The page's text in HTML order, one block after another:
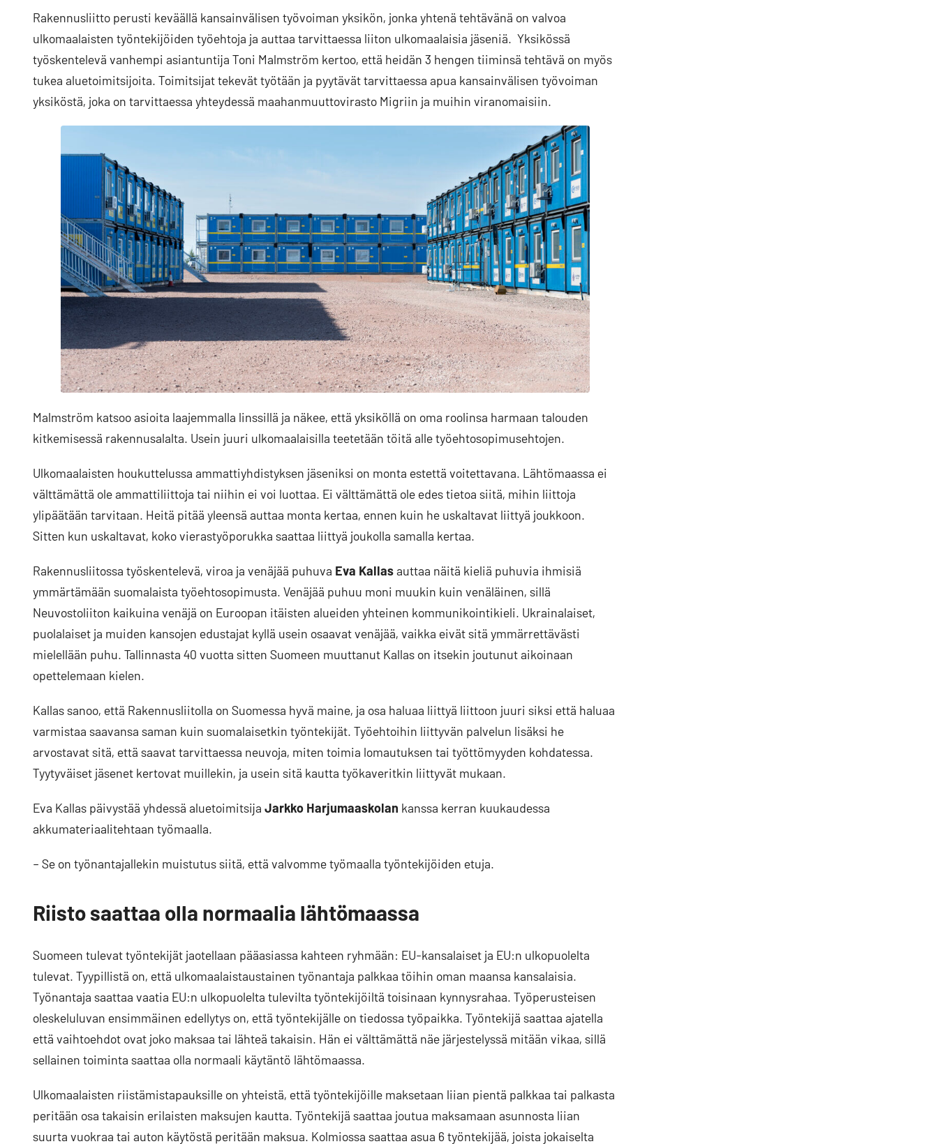
Rakennusliitto perusti keväällä kansainvälisen työvoiman yksikön, jonka yhtenä tehtävänä on valvoa
ulkomaalaisten työntekijöiden työehtoja ja auttaa tarvittaessa liiton ulkomaalaisia jäseniä. Yksikössä
työskentelevä vanhempi asiantuntija Toni Malmström kertoo, että heidän 3 hengen tiiminsä tehtävä on myös
tukea aluetoimitsijoita. Toimitsijat tekevät työtään ja pyytävät tarvittaessa apua kansainvälisen työvoiman
yksiköstä, joka on tarvittaessa yhteydessä maahanmuuttovirasto Migriin ja muihin viranomaisiin.
Malmström katsoo asioita laajemmalla linssillä ja näkee, että yksiköllä on oma roolinsa harmaan talouden
kitkemisessä rakennusalalta. Usein juuri ulkomaalaisilla teetetään töitä alle työehtosopimusehtojen.
Ulkomaalaisten houkuttelussa ammattiyhdistyksen jäseniksi on monta estettä voitettavana. Lähtömaassa ei
välttämättä ole ammattiliittoja tai niihin ei voi luottaa. Ei välttämättä ole edes tietoa siitä, mihin liittoja
ylipäätään tarvitaan. Heitä pitää yleensä auttaa monta kertaa, ennen kuin he uskaltavat liittyä joukkoon.
Sitten kun uskaltavat, koko vierastyöporukka saattaa liittyä joukolla samalla kertaa.
Rakennusliitossa työskentelevä, viroa ja venäjää puhuva Eva Kallasauttaa näitä kieliä puhuvia ihmisiä
ymmärtämään suomalaista työehtosopimusta. Venäjää puhuu moni muukin kuin venäläinen, sillä
Neuvostoliiton kaikuina venäjä on Euroopan itäisten alueiden yhteinen kommunikointikieli. Ukrainalaiset,
puolalaiset ja muiden kansojen edustajat kyllä usein osaavat venäjää, vaikka eivät sitä ymmärrettävästi
mielellään puhu. Tallinnasta 40 vuotta sitten Suomeen muuttanut Kallas on itsekin joutunut aikoinaan
opettelemaan kielen.
Kallas sanoo, että Rakennusliitolla on Suomessa hyvä maine, ja osa haluaa liittyä liittoon juuri siksi että haluaa
varmistaa saavansa saman kuin suomalaisetkin työntekijät. Työehtoihin liittyvän palvelun lisäksi he
arvostavat sitä, että saavat tarvittaessa neuvoja, miten toimia lomautuksen tai työttömyyden kohdatessa.
Tyytyväiset jäsenet kertovat muillekin, ja usein sitä kautta työkaveritkin liittyvät mukaan.
Eva Kallas päivystää yhdessä aluetoimitsija Jarkko Harjumaaskolan kanssa kerran kuukaudessa
akkumateriaalitehtaan työmaalla.
– Se on työnantajallekin muistutus siitä, että valvomme työmaalla työntekijöiden etuja.
Riisto saattaa olla normaalia lähtömaassa
Suomeen tulevat työntekijät jaotellaan pääasiassa kahteen ryhmään: EU-kansalaiset ja EU:n ulkopuolelta
tulevat. Tyypillistä on, että ulkomaalaistaustainen työnantaja palkkaa töihin oman maansa kansalaisia.
Työnantaja saattaa vaatia EU:n ulkopuolelta tulevilta työntekijöiltä toisinaan kynnysrahaa. Työperusteisen
oleskeluluvan ensimmäinen edellytys on, että työntekijälle on tiedossa työpaikka. Työntekijä saattaa ajatella
että vaihtoehdot ovat joko maksaa tai lähteä takaisin. Hän ei välttämättä näe järjestelyssä mitään vikaa, sillä
sellainen toiminta saattaa olla normaali käytäntö lähtömaassa.
Ulkomaalaisten riistämistapauksille on yhteistä, että työntekijöille maksetaan liian pientä palkkaa tai palkasta
peritään osa takaisin erilaisten maksujen kautta. Työntekijä saattaa joutua maksamaan asunnosta liian
suurta vuokraa tai auton käytöstä peritään maksua. Kolmiossa saattaa asua 6 työntekijää, joista jokaiselta